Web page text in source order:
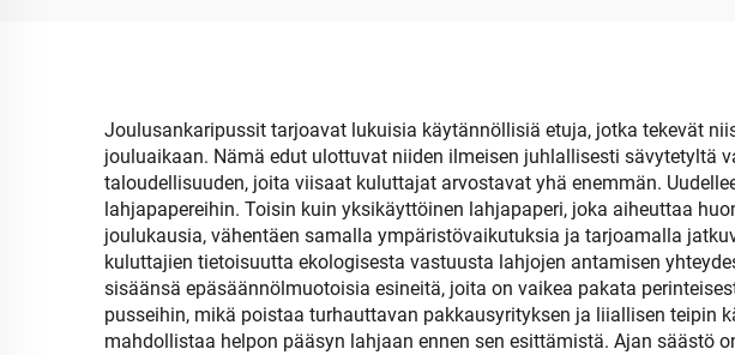
Joulusankaripussit tarjoavat lukuisia käytännöllisiä etuja, jotka tekevät
jouluaikaan. Nämä edut ulottuvat niiden ilmeisen juhlallisesti sävytetyltä
taloudellisuuden, joita viisaat kuluttajat arvostavat yhä enemmän.
lahjapapereihin. Toisin kuin yksikäyttöinen lahjapaperi, joka aiheuttaa
joulukausia, vähentäen samalla ympäristövaikutuksia ja tarjoamalla
kuluttajien tietoisuutta ekologisesta vastuusta lahjojen antamisen
sisäänsä epäsäännölmuotoisia esineitä, joita on vaikea pakata
pusseihin, mikä poistaa turhauttavan pakkausyrityksen ja liiallisen teipin
mahdollistaa helpon pääsyn lahjaan ennen sen esittämistä. Ajan säästö